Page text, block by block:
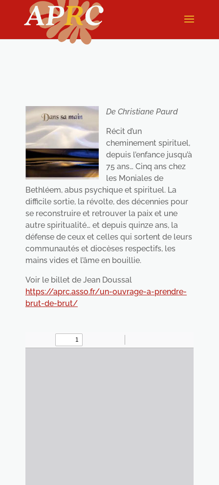
De Christiane Paurd
Récit d’un
cheminement spirituel,
depuis l’enfance jusqu’à
75 ans… Cinq ans chez
les Moniales de
Bethléem, abus psychique et spirituel. La
difficile sortie, la révolte, des décennies pour
se reconstruire et retrouver la paix et une
autre spiritualité… et depuis quinze ans, la
défense de ceux et celles qui sortent de leurs
communautés et diocèses respectifs, les
mains vides et l’âme en bouillie.
Voir le billet de Jean Doussal
https://aprc.asso.fr/un-ouvrage-a-prendre-
brut-de-brut/